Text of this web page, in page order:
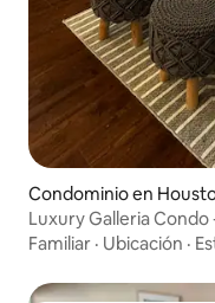
Condominio en
Luxury Galleria Condo
Familiar · Ubicación ·